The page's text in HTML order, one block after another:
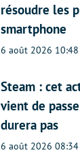
résoudre les
smartphone
6 août 2026 10:48
Steam : cet
vient de
durera pas
6 août 2026 08:34